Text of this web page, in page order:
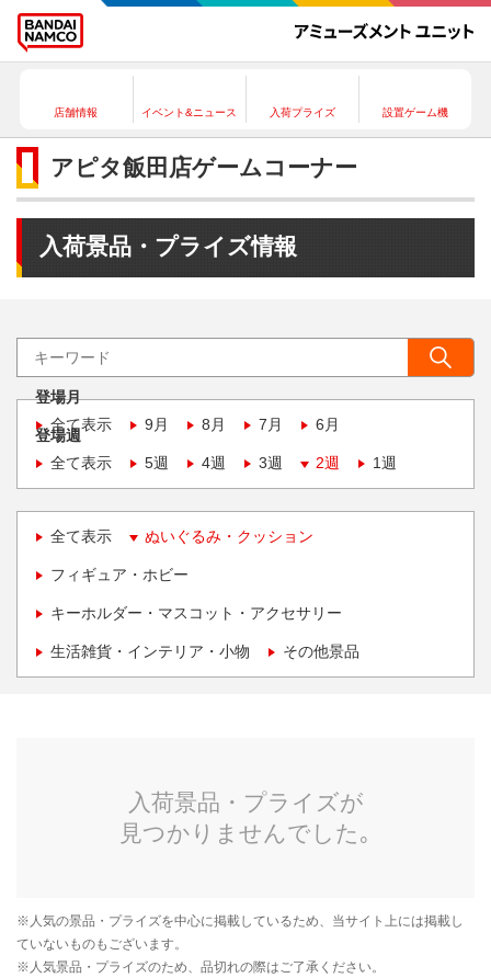
店舗情報 イベント&ニュース 入荷プライズ 設置ゲーム機
アピタ飯田店ゲームコーナー
入荷景品・プライズ情報
登場月
全て表示
9月 8月 7月 6月
登場週
全て表示
5週 4週 3週 2週 1週
全て表示 ぬいぐるみ・クッション
フィギュア・ホビー
キーホルダー・マスコット・アクセサリー
生活雑貨・インテリア・小物 その他景品